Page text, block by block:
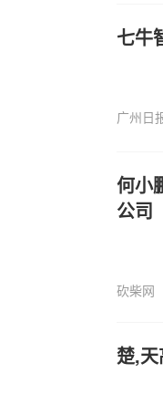
七牛
广州日
何小
公司
砍柴网
楚,